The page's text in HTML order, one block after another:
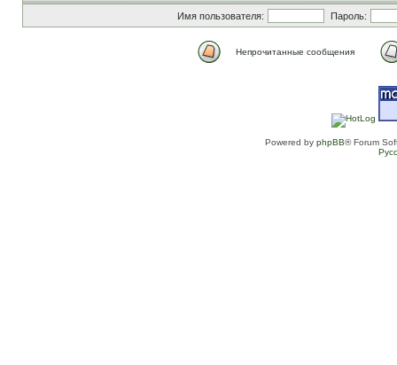
Имя пользователя: Пароль:
Непрочитанные сообщения
Powered by phpBB® Forum